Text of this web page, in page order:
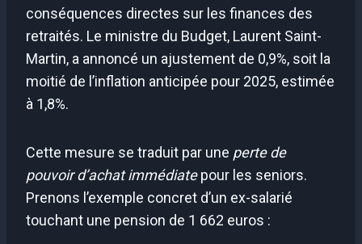
conséquences directes sur les finances des
retraités. Le ministre du Budget, Laurent Saint-
Martin, a annoncé un ajustement de 0,9%, soit la
moitié de l’inflation anticipée pour 2025, estimée
à 1,8%.
Cette mesure se traduit par une perte de
pouvoir d’achat immédiatepour les seniors.
Prenons l’exemple concret d’un ex-salarié
touchant une pension de 1 662 euros :